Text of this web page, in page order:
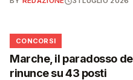
📋
CONCORSI
Marche, il paradosso
rinunce su 43 posti